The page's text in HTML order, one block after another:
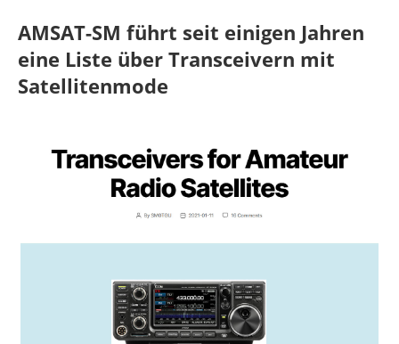
AMSAT-SM führt seit einigen Jahren
eine Liste über Transceivern mit
Satellitenmode